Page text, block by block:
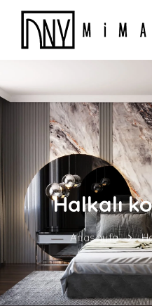
Halkalı
Anasayfa